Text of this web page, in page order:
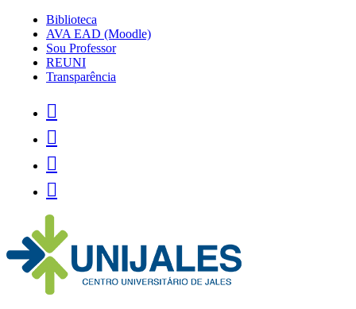
Biblioteca
AVA EAD (Moodle)
Sou Professor
REUNI
Transparência



